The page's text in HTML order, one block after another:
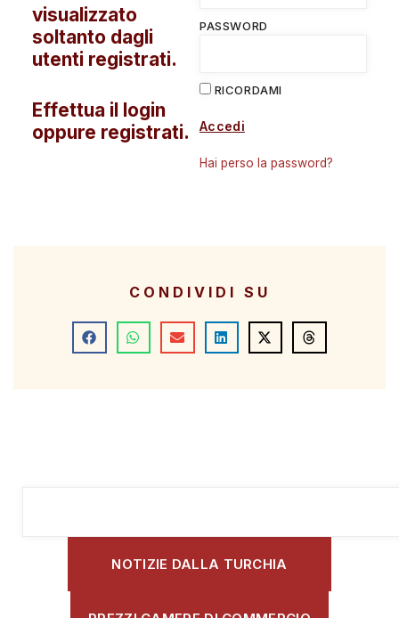
visualizzato
soltanto dagli
utenti registrati.
Effettua il login
oppure registrati.
PASSWORD
RICORDAMI
Accedi
Hai perso la password?
CONDIVIDI SU
NOTIZIE DALLA TURCHIA